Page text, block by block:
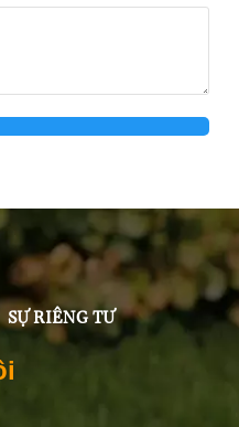
SỰ RIÊNG TƯ